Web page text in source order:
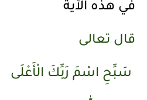
في هذه الآية
قال تعالى
سَبِّحِ اسْمَ رَبِّكَ الْأَعْلَى